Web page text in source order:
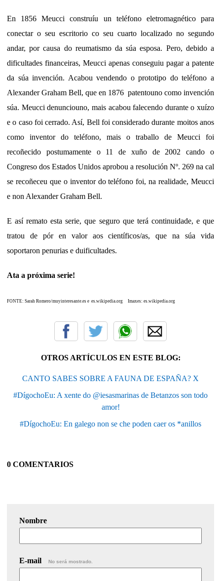
En 1856 Meucci construíu un teléfono eletromagnético para
conectar o seu escritorio co seu cuarto localizado no segundo
andar, por causa do reumatismo da súa esposa. Pero, debido a
dificultades financeiras, Meucci apenas conseguiu pagar a patente
da súa invención. Acabou vendendo o prototipo do teléfono a
Alexander Graham Bell, que en 1876 patentouno como invención
súa. Meucci denunciouno, mais acabou falecendo durante o xuízo
e o caso foi cerrado. Así, Bell foi considerado durante moitos anos
como inventor do teléfono, mais o traballo de Meucci foi
recoñecido postumamente o 11 de xuño de 2002 cando o
Congreso dos Estados Unidos aprobou a resolución Nº. 269 na cal
se recoñeceu que o inventor do teléfono foi, na realidade, Meucci
e non Alexander Graham Bell.
E así remato esta serie, que seguro que terá continuidade, e que
tratou de pór en valor aos científicos/as, que na súa vida
soportaron penurias e duificultades.
Ata a próxima serie!
FONTE: Sarah Romero/muyinteresante.es e es.wikipedia.org Imaxes: es.wikipedia.org
OTROS ARTÍCULOS EN ESTE BLOG:
CANTO SABES SOBRE A FAUNA DE ESPAÑA? X
#DígochoEu: A xente do @iesasmarinas de Betanzos son todo
amor!
#DígochoEu: En galego non se che poden caer os *anillos
0 COMENTARIOS
Nombre
E-mail No será mostrado.